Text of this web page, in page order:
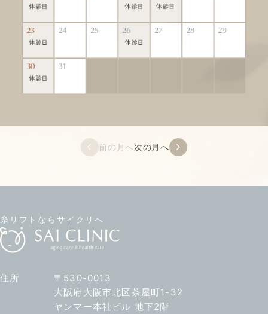
前の月へ次の月へ
糸リフトならサイクリへ
住所
〒530-0013
大阪府大阪市北区茶屋町1-32
ヤンマー本社ビル 地下2階